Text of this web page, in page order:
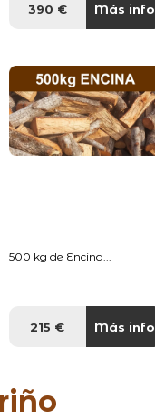
390 € Más info
500 kg de Encina...
215 € Más info